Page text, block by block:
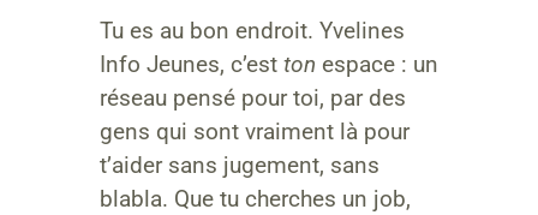
Tu es au bon endroit. Yvelines
Info Jeunes, c’est ton espace : un
réseau pensé pour toi, par des
gens qui sont vraiment là pour
t’aider sans jugement, sans
blabla. Que tu cherches un job,